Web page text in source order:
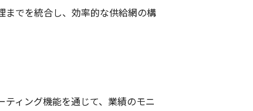
までを統合し、効率的な供給網の構
ィング機能を通じて、業績のモニ